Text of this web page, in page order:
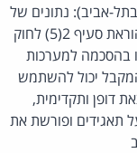
אביב): נתונים של
תאגיד, המצויים במערכת מחשב, מוגנים לפי הוראת סעיף 2(5) לחוק
וגם אם נמסרו בהסכמה למערכות
יכול להשתמש
דופן ותקדימית,
תאגידים ופורשת את